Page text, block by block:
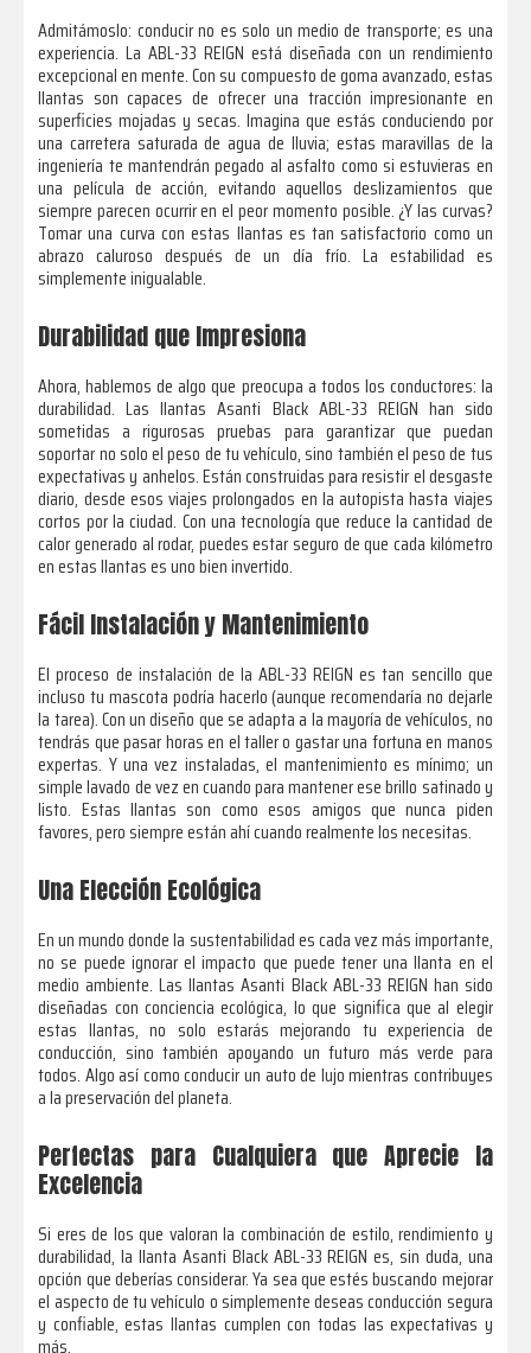
Admitámoslo: conducir no es solo un medio de transporte; es una
experiencia. La ABL-33 REIGN está diseñada con un rendimiento
excepcional en mente. Con su compuesto de goma avanzado, estas
llantas son capaces de ofrecer una tracción impresionante en
superficies mojadas y secas. Imagina que estás conduciendo por
una carretera saturada de agua de lluvia; estas maravillas de la
ingeniería te mantendrán pegado al asfalto como si estuvieras en
una película de acción, evitando aquellos deslizamientos que
siempre parecen ocurrir en el peor momento posible. ¿Y las curvas?
Tomar una curva con estas llantas es tan satisfactorio como un
abrazo caluroso después de un día frío. La estabilidad es
simplemente inigualable.
Durabilidad que Impresiona
Ahora, hablemos de algo que preocupa a todos los conductores: la
durabilidad. Las llantas Asanti Black ABL-33 REIGN han sido
sometidas a rigurosas pruebas para garantizar que puedan
soportar no solo el peso de tu vehículo, sino también el peso de tus
expectativas y anhelos. Están construidas para resistir el desgaste
diario, desde esos viajes prolongados en la autopista hasta viajes
cortos por la ciudad. Con una tecnología que reduce la cantidad de
calor generado al rodar, puedes estar seguro de que cada kilómetro
en estas llantas es uno bien invertido.
Fácil Instalación y Mantenimiento
El proceso de instalación de la ABL-33 REIGN es tan sencillo que
incluso tu mascota podría hacerlo (aunque recomendaría no dejarle
la tarea). Con un diseño que se adapta a la mayoría de vehículos, no
tendrás que pasar horas en el taller o gastar una fortuna en manos
expertas. Y una vez instaladas, el mantenimiento es mínimo; un
simple lavado de vez en cuando para mantener ese brillo satinado y
listo. Estas llantas son como esos amigos que nunca piden
favores, pero siempre están ahí cuando realmente los necesitas.
Una Elección Ecológica
En un mundo donde la sustentabilidad es cada vez más importante,
no se puede ignorar el impacto que puede tener una llanta en el
medio ambiente. Las llantas Asanti Black ABL-33 REIGN han sido
diseñadas con conciencia ecológica, lo que significa que al elegir
estas llantas, no solo estarás mejorando tu experiencia de
conducción, sino también apoyando un futuro más verde para
todos. Algo así como conducir un auto de lujo mientras contribuyes
a la preservación del planeta.
Perfectas para Cualquiera que Aprecie la
Excelencia
Si eres de los que valoran la combinación de estilo, rendimiento y
durabilidad, la llanta Asanti Black ABL-33 REIGN es, sin duda, una
opción que deberías considerar. Ya sea que estés buscando mejorar
el aspecto de tu vehículo o simplemente deseas conducción segura
y confiable, estas llantas cumplen con todas las expectativas y
más.